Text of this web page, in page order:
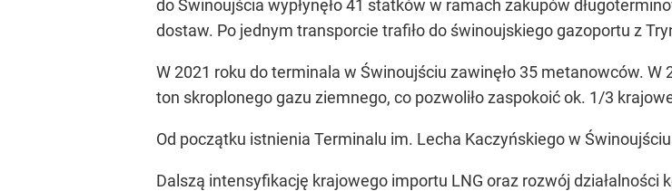
do Świnoujścia wypłynęło 41 statków w ramach zakupów
dostaw. Po jednym transporcie trafiło do świnoujskiego gazoportu z
W 2021 roku do terminala w Świnoujściu zawinęło 35 metanowców.
ton skroplonego gazu ziemnego, co pozwoliło zaspokoić ok. 1/3
Od początku istnienia Terminalu im. Lecha Kaczyńskiego w
Dalszą intensyfikację krajowego importu LNG oraz rozwój